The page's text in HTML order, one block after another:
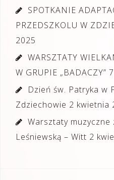
SPOTKANIE
PRZEDSZKOLU W
2025
WARSZTATY
W GRUPIE „BADACZY”
Dzień św. Patryka w
Zdziechowie 2 kwietnia
Warsztaty muzyczne
Leśniewską – Witt 2